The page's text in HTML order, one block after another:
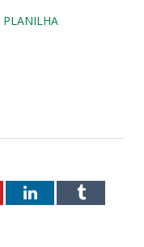
LinkedInTumblr